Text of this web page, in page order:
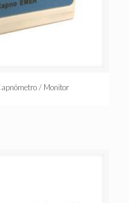
/ Monitor